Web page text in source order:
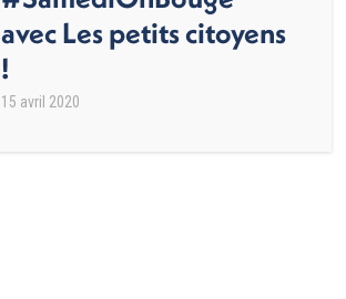
avec Les petits citoyens
!
15 avril 2020